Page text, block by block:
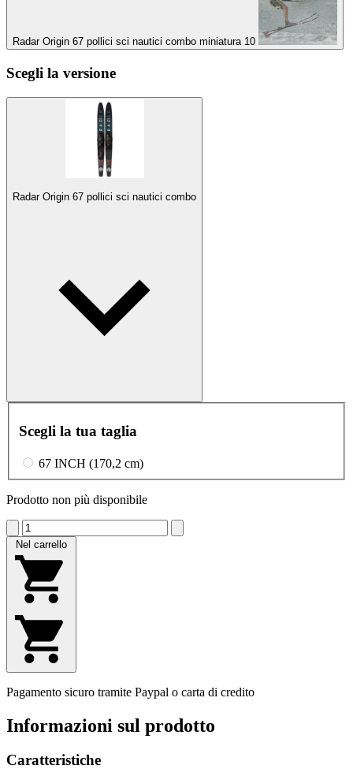
Radar Origin 67 pollici sci nautici combo miniatura 10
Scegli la versione
Radar Origin 67 pollici sci nautici combo
Scegli la tua taglia
67 INCH (170,2 cm)
Prodotto non più disponibile
Nel carrello
Pagamento sicuro tramite Paypal o carta di credito
Informazioni sul prodotto
Caratteristiche